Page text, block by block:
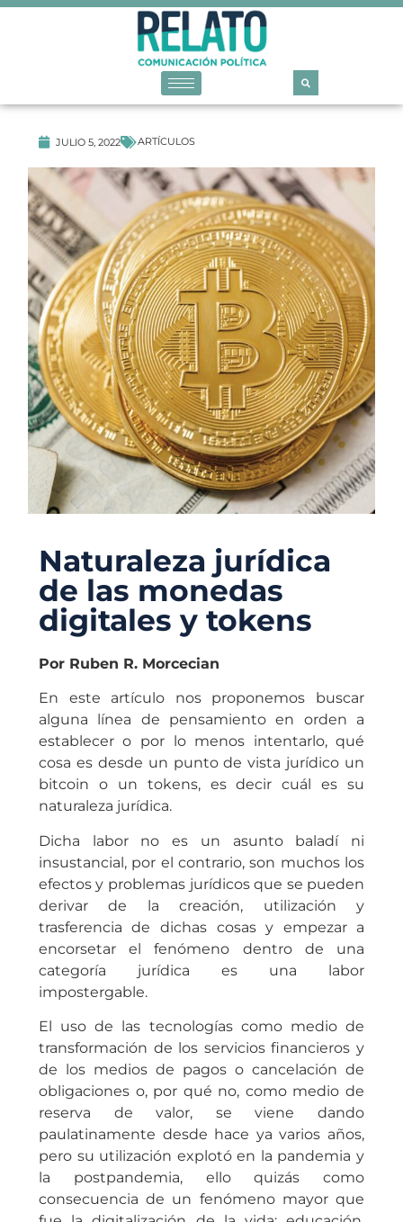
JULIO 5, 2022 ARTÍCULOS
Naturaleza jurídica
de las monedas
digitales y tokens
Por Ruben R. Morcecian
En este artículo nos proponemos buscar
alguna línea de pensamiento en orden a
establecer o por lo menos intentarlo, qué
cosa es desde un punto de vista jurídico un
bitcoin o un tokens, es decir cuál es su
naturaleza jurídica.
Dicha labor no es un asunto baladí ni
insustancial, por el contrario, son muchos los
efectos y problemas jurídicos que se pueden
derivar de la creación, utilización y
trasferencia de dichas cosas y empezar a
encorsetar el fenómeno dentro de una
categoría jurídica es una labor
impostergable.
El uso de las tecnologías como medio de
transformación de los servicios financieros y
de los medios de pagos o cancelación de
obligaciones o, por qué no, como medio de
reserva de valor, se viene dando
paulatinamente desde hace ya varios años,
pero su utilización explotó en la pandemia y
la postpandemia, ello quizás como
consecuencia de un fenómeno mayor que